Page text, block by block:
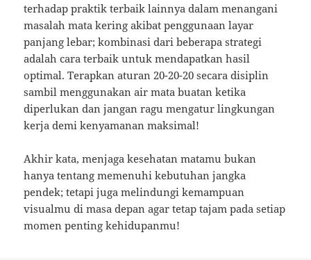
terhadap praktik terbaik lainnya dalam menangani
masalah mata kering akibat penggunaan layar
panjang lebar; kombinasi dari beberapa strategi
adalah cara terbaik untuk mendapatkan hasil
optimal. Terapkan aturan 20-20-20 secara disiplin
sambil menggunakan air mata buatan ketika
diperlukan dan jangan ragu mengatur lingkungan
kerja demi kenyamanan maksimal!
Akhir kata, menjaga kesehatan matamu bukan
hanya tentang memenuhi kebutuhan jangka
pendek; tetapi juga melindungi kemampuan
visualmu di masa depan agar tetap tajam pada setiap
momen penting kehidupanmu!